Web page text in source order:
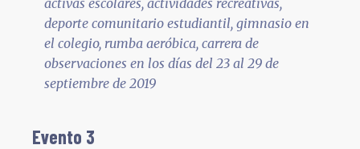
deporte comunitario estudiantil, gimnasio en
el colegio, rumba aeróbica, carrera de
observaciones en los días del 23 al 29 de
septiembre de 2019
Evento 3